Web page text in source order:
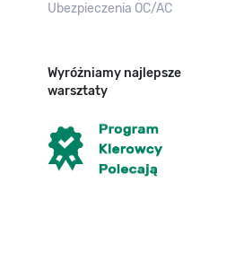
Ubezpieczenia OC/AC
Wyróżniamy najlepsze
warsztaty